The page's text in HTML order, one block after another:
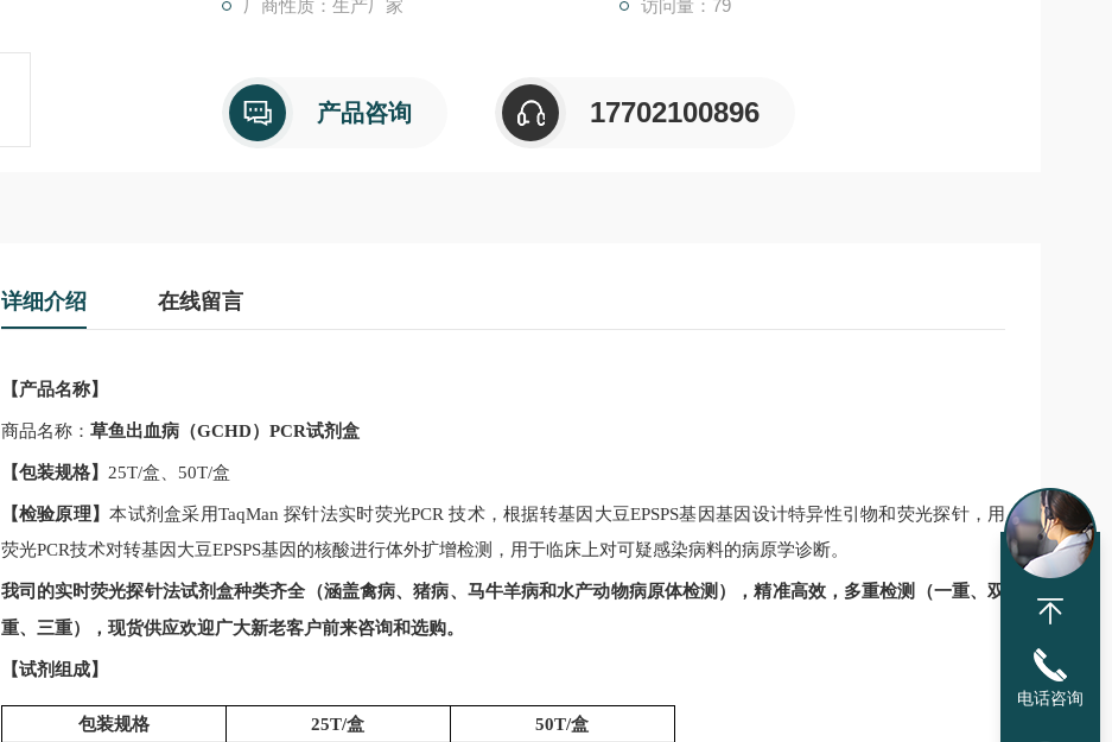
厂商性质：生产厂家 访问量：79
产品咨询 17702100896
详细介绍 在线留言
【产品名称】
商品名称： 草鱼出血病（GCHD）PCR试剂盒
【包装规格】 25T/盒、 50T/盒
【检验原理】本试剂盒采用TaqMan探针法实时荧光PCR技术，根据转基因大豆EPSPS基因基因设计特异性引物和荧光探针，用
荧光PCR技术对转基因大豆EPSPS基因 的核酸进行体外扩增检测，用于临床上对可疑感染病料的病原学诊断。
我司的实时荧光探针法试剂盒种类齐全（涵盖禽病、猪病、马牛羊病和水产动物病原体检测），精准高效，多重检测（一重、双
重、三重）， 现货供应欢迎广大新老客户前来咨询和选购。
【试剂组成】
包装规格 25T/盒 50T/盒
电话咨询